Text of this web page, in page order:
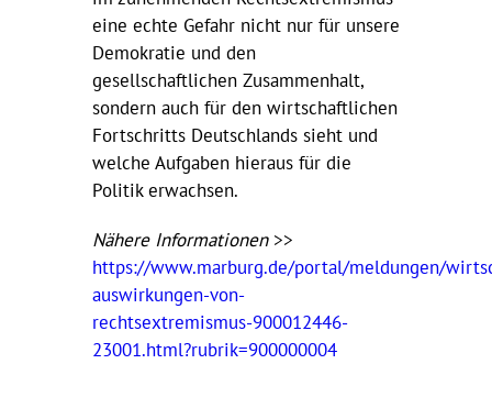
eine echte Gefahr nicht nur für unsere
Demokratie und den
gesellschaftlichen Zusammenhalt,
sondern auch für den wirtschaftlichen
Fortschritts Deutschlands sieht und
welche Aufgaben hieraus für die
Politik erwachsen.
Nähere Informationen>>
https://www.marburg.de/portal/meldungen/
auswirkungen-von-
rechtsextremismus-900012446-
23001.html?rubrik=900000004